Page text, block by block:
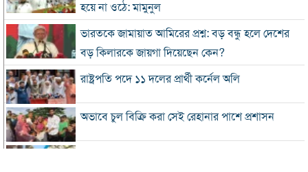
হয়ে না ওঠে: মামুনুল
ভারতকে জামায়াত আমিরের প্রশ্ন: বড় বন্ধু হলে দেশের
বড় কিলারকে জায়গা দিয়েছেন কেন?
রাষ্ট্রপতি পদে ১১ দলের প্রার্থী কর্নেল অলি
অভাবে চুল বিক্রি করা সেই রেহানার পাশে প্রশাসন